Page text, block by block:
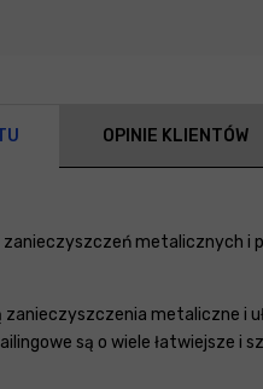
OPINIE KLIENTÓW
metalicznych i
metaliczne i
są o wiele łatwiejsze